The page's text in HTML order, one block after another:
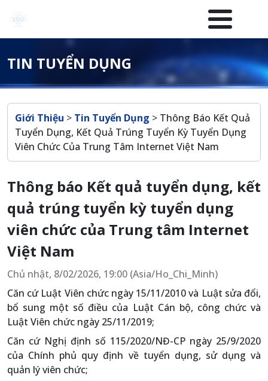
Menuheader của website
TIN TUYỂN DỤNG
Breadcrumb
Giới Thiệu > Tin Tuyển Dụng > Thông Báo Kết Quả
Tuyển Dụng, Kết Quả Trúng Tuyển Kỳ Tuyển Dụng
Viên Chức Của Trung Tâm Internet Việt Nam
Thông báo Kết quả tuyển dụng, kết
quả trúng tuyển kỳ tuyển dụng
viên chức của Trung tâm Internet
Việt Nam
Chủ nhật, 8/02/2026, 19:00 (Asia/Ho_Chi_Minh)
Căn cứ Luật Viên chức ngày 15/11/2010 và Luật sửa đổi,
bổ sung một số điều của Luật Cán bộ, công chức và
Luật Viên chức ngày 25/11/2019;
Căn cứ Nghị định số 115/2020/NĐ-CP ngày 25/9/2020
của Chính phủ quy định về tuyển dụng, sử dụng và
quản lý viên chức;